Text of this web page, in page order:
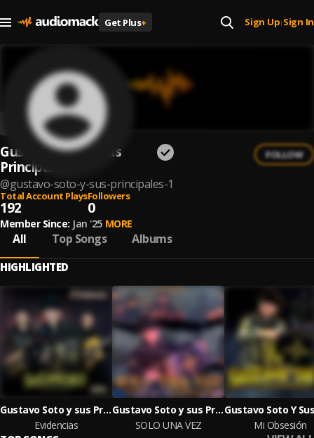
Get Plus+ Sign Up| Sign In
Gustavo Soto Y Sus
Principales
@gustavo-soto-y-sus-principales-1
FOLLOW
Total Account Plays
192
Followers
0
Member Since: Jan '25 MORE
All Top Songs Albums
HIGHLIGHTED
Gustavo Soto y sus Principales
Evidencias
Gustavo Soto y sus Principales
SOLO UNA VEZ
Mi Obsesión